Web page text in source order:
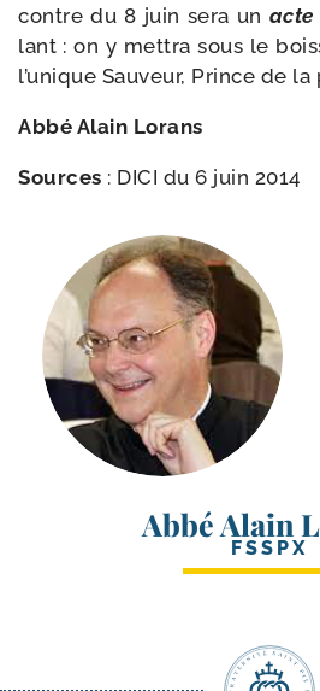
contre du 8 juin sera un acte
lant : on y met­tra sous le
l’unique Sauveur, Prince de la
Abbé Alain Lorans
Sources : DICI du 6 juin 2014
Abbé Alain
FSSPX